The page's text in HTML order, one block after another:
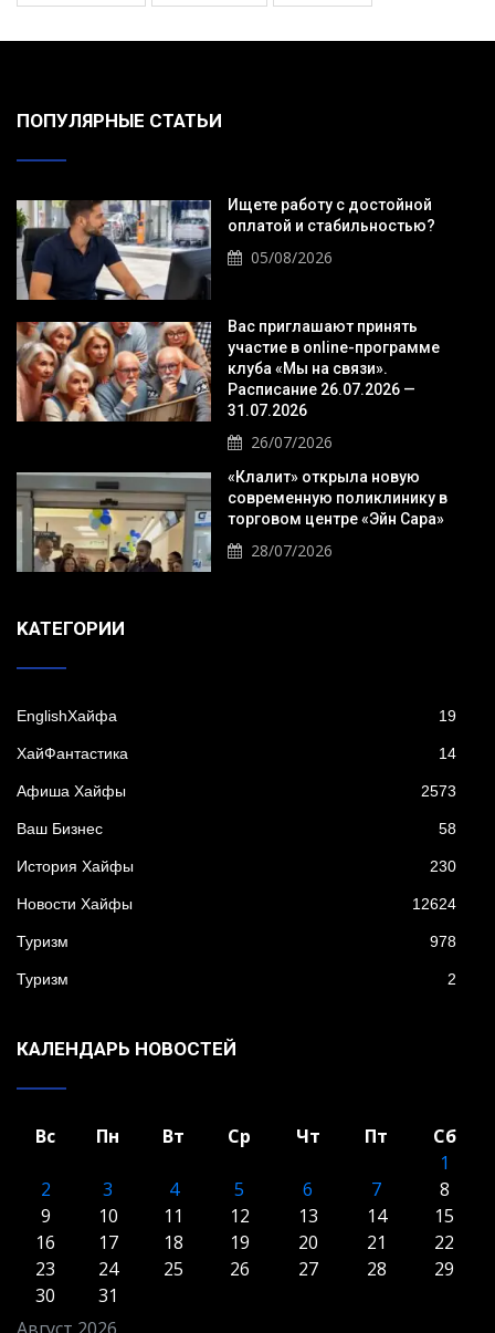
ПОПУЛЯРНЫЕ СТАТЬИ
Ищете работу с достойной
оплатой и стабильностью?
05/08/2026
Вас приглашают принять
участие в online-программе
клуба «Мы на связи».
Расписание 26.07.2026 —
31.07.2026
26/07/2026
«Клалит» открыла новую
современную поликлинику в
торговом центре «Эйн Сара»
28/07/2026
KАТЕГОРИИ
EnglishХайфа 19
XайФантастика 14
Афиша Хайфы 2573
Ваш Бизнес 58
История Хайфы 230
Новости Хайфы 12624
Туризм 978
Туризм 2
КАЛЕНДАРЬ НОВОСТЕЙ
Вс Пн Вт Ср Чт Пт
Сб
1
2
3 4 5 6 7
8
9
10 11 12 13 14
15
16
17 18 19 20 21
22
23
24 25 26 27 28
29
30
31